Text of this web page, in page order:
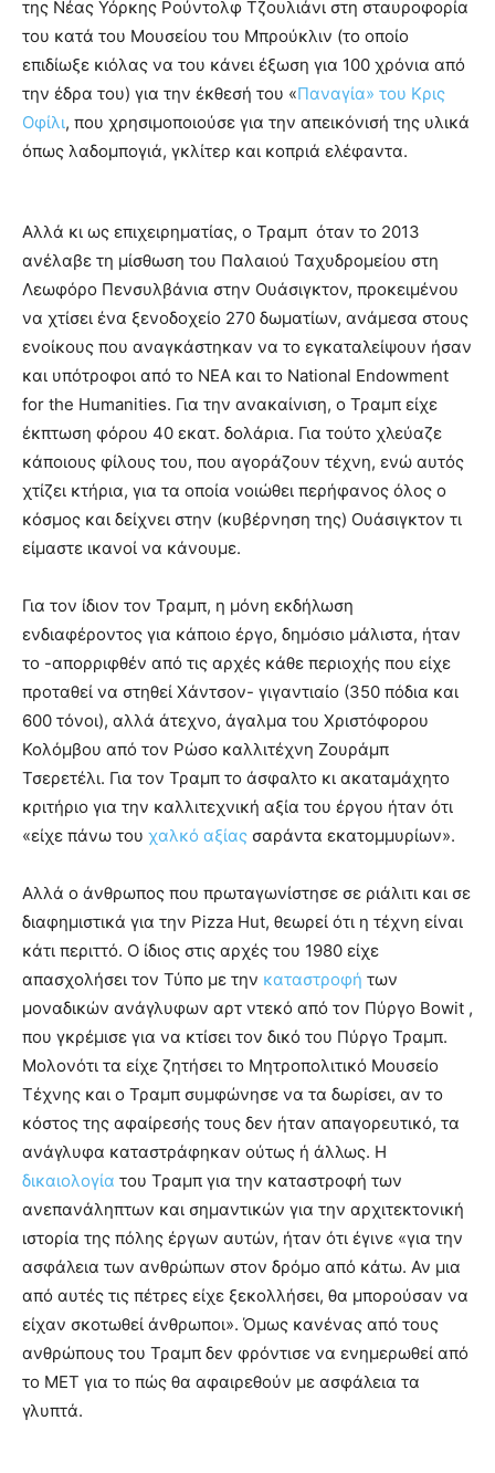
της Νέας Υόρκης Ρούντολφ Τζουλιάνι στη σταυροφορία
του κατά του Μουσείου του Μπρούκλιν (το οποίο
επιδίωξε κιόλας να του κάνει έξωση για 100 χρόνια από
την έδρα του) για την έκθεσή του «Παναγία» του Κρις
Οφίλι, που χρησιμοποιούσε για την απεικόνισή της υλικά
όπως λαδομπογιά, γκλίτερ και κοπριά ελέφαντα.
Αλλά κι ως επιχειρηματίας, ο Τραμπ όταν το 2013
ανέλαβε τη μίσθωση του Παλαιού Ταχυδρομείου στη
Λεωφόρο Πενσυλβάνια στην Ουάσιγκτον, προκειμένου
να χτίσει ένα ξενοδοχείο 270 δωματίων, ανάμεσα στους
ενοίκους που αναγκάστηκαν να το εγκαταλείψουν ήσαν
και υπότροφοι από το ΝΕΑ και το National Endowment
for the Humanities. Για την ανακαίνιση, ο Τραμπ είχε
έκπτωση φόρου 40 εκατ. δολάρια. Για τούτο χλεύαζε
κάποιους φίλους του, που αγοράζουν τέχνη, ενώ αυτός
χτίζει κτήρια, για τα οποία νοιώθει περήφανος όλος ο
κόσμος και δείχνει στην (κυβέρνηση της) Ουάσιγκτον τι
είμαστε ικανοί να κάνουμε.
Για τον ίδιον τον Τραμπ, η μόνη εκδήλωση
ενδιαφέροντος για κάποιο έργο, δημόσιο μάλιστα, ήταν
το -απορριφθέν από τις αρχές κάθε περιοχής που είχε
προταθεί να στηθεί Χάντσον- γιγαντιαίο (350 πόδια και
600 τόνοι), αλλά άτεχνο, άγαλμα του Χριστόφορου
Κολόμβου από τον Ρώσο καλλιτέχνη Ζουράμπ
Τσερετέλι. Για τον Τραμπ το άσφαλτο κι ακαταμάχητο
κριτήριο για την καλλιτεχνική αξία του έργου ήταν ότι
«είχε πάνω του χαλκό αξίας σαράντα εκατομμυρίων».
Αλλά ο άνθρωπος που πρωταγωνίστησε σε ριάλιτι και σε
διαφημιστικά για την Pizza Hut, θεωρεί ότι η τέχνη είναι
κάτι περιττό. Ο ίδιος στις αρχές του 1980 είχε
απασχολήσει τον Τύπο με την καταστροφή των
μοναδικών ανάγλυφων αρτ ντεκό από τον Πύργο Bowit ,
που γκρέμισε για να κτίσει τον δικό του Πύργο Τραμπ.
Μολονότι τα είχε ζητήσει το Μητροπολιτικό Μουσείο
Τέχνης και ο Τραμπ συμφώνησε να τα δωρίσει, αν το
κόστος της αφαίρεσής τους δεν ήταν απαγορευτικό, τα
ανάγλυφα καταστράφηκαν ούτως ή άλλως. Η
δικαιολογία του Τραμπ για την καταστροφή των
ανεπανάληπτων και σημαντικών για την αρχιτεκτονική
ιστορία της πόλης έργων αυτών, ήταν ότι έγινε «για την
ασφάλεια των ανθρώπων στον δρόμο από κάτω. Αν μια
από αυτές τις πέτρες είχε ξεκολλήσει, θα μπορούσαν να
είχαν σκοτωθεί άνθρωποι». Όμως κανένας από τους
ανθρώπους του Τραμπ δεν φρόντισε να ενημερωθεί από
το ΜΕΤ για το πώς θα αφαιρεθούν με ασφάλεια τα
γλυπτά.